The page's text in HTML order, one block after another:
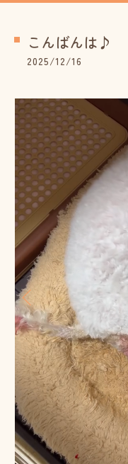
こんばんは♪
2025/12/16